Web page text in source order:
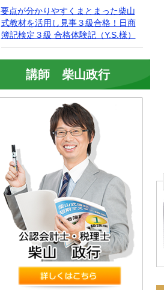
要点が分かりやすくまとまった柴山
式教材を活用し見事３級合格！日商
簿記検定３級 合格体験記（Y.S.様）
講師 柴山政行